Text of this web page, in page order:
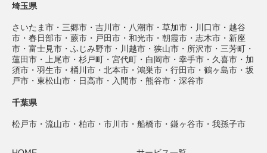
埼玉県
さいたま市・三郷市・吉川市・八潮市・草加市・川口市・越谷
市・春日部市・蕨市・戸田市・和光市・朝霞市・志木市・新座
市・富士見市・ふじみ野市・川越市・狭山市・所沢市・三芳町・
蓮田市・上尾市・杉戸町・宮代町・白岡市・幸手市・久喜市・加
須市・羽生市・桶川市・北本市・鴻巣市・行田市・鶴ヶ島市・坂
戸市・東松山市・日高市・入間市・熊谷市・深谷市
千葉県
松戸市・流山市・柏市・市川市・船橋市・鎌ヶ谷市・我孫子市